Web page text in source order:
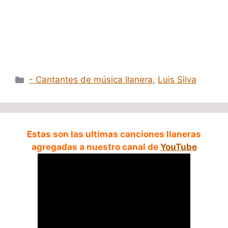
Categorías
- Cantantes de música llanera, Luis Silva
Estas son las ultimas canciones llaneras
agregadas a nuestro canal de YouTube